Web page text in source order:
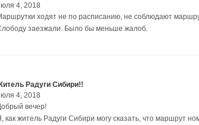
4, 2018
ходят не по расписанию, не соблюдают
заезжали. Было бы меньше жалоб.
Радуги Сибири!!
4, 2018
вечер!
как житель Радуги Сибири могу сказать, что маршрут